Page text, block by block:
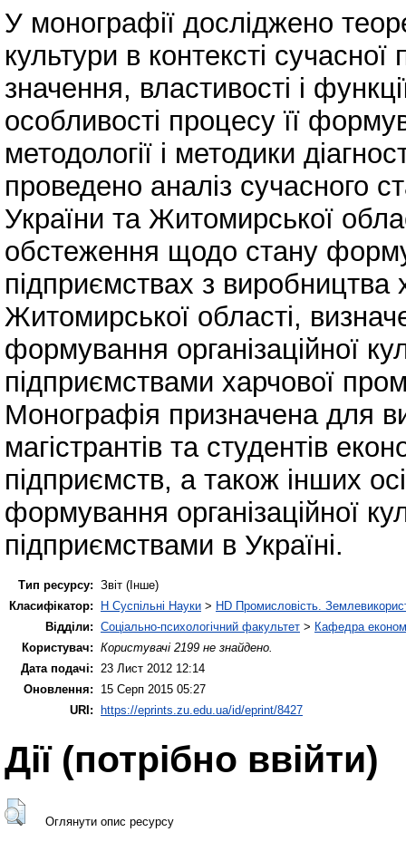
У монографії досліджено
культури в контексті
значення, властивості і
особливості процесу її
методології і методики
проведено аналіз сучасного
України та Житомирської
обстеження щодо стану
підприємствах з виробництва
Житомирської області,
формування організаційної
підприємствами харчової
Монографія призначена для
магістрантів та студентів
підприємств, а також інших
формування організаційної
підприємствами в Україні.
Тип ресурсу: Звіт (Інше)
Класифікатор:
H Суспільні Науки > HD Промисловість.
Відділи: Соціально-психологічний факультет > Кафедра
Користувач: Користувачі 2199 не знайдено.
Дата подачі:
23 Лист 2012 12:14
Оновлення:
15 Серп 2015 05:27
URI: https://eprints.zu.edu.ua/id/eprint/8427
Дії ​​(потрібно ввійти)
Оглянути опис ресурсу